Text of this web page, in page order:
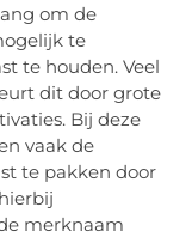
om de
te
te houden. Veel
dit door grote
Bij deze
vaak de
te pakken door
merknaam